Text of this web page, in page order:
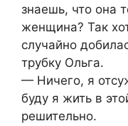
знаешь, что она
женщина? Так
случайно
трубку Ольга.
— Ничего, я
буду я жить в
решительно.